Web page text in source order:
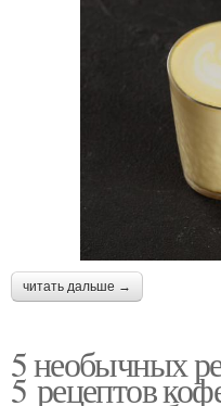
читать дальше →
5 необычных
5 рецептов